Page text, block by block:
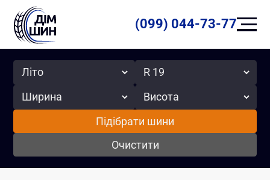
(099) 044-73-77
Сезон Радіус
Ширина Висота
Підібрати шини
Очистити